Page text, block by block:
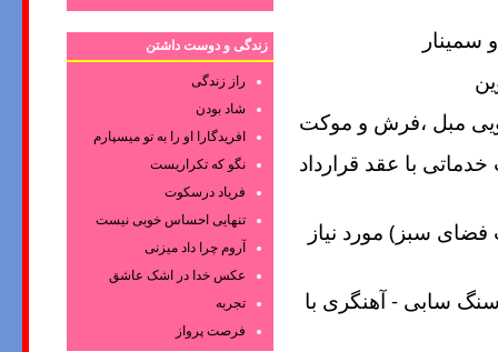
سمینار
مبل ،فرش و موکت
با عقد قرارداد
سبز) مورد نیاز
سابی - آهنگری با
زندگی و دوست داشتن
راز زندگی
شاد بودن
افریدگارا او را به تو میسپارم
نگو که تکراریست
فریاد درسکوت
تنهایی احساس خوبی نیست
آروم چرا داد میزنی
عکس‌ خدا در اشک‌ عاشق‌
تجربه
فرصت پرواز